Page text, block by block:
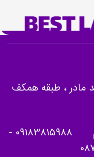
مادر ، طبقه همکف
09183815988
-